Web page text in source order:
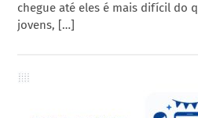
chegue até eles é mais difícil do
jovens, […]